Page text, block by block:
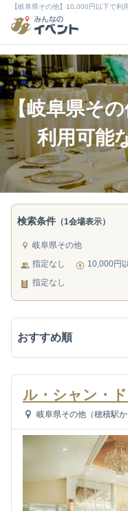
【岐阜県その他】10,000円以下で利
【岐阜県そ
利用可能
検索条件 （1会場表示）
岐阜県その他
指定なし
10,000円
指定なし
ル・シャン・
岐阜県その他（穂積駅か